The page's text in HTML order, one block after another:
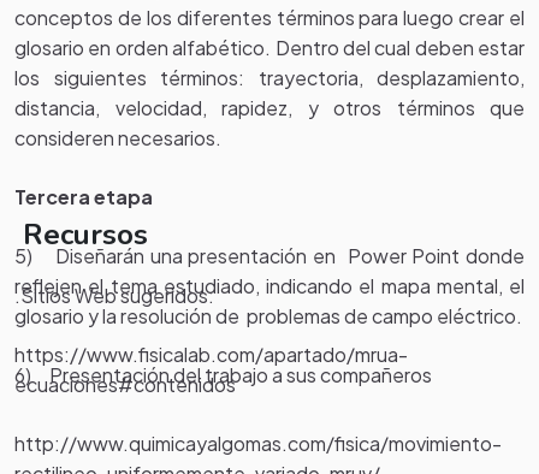
conceptos de los diferentes términos para luego crear el
glosario en orden alfabético. Dentro del cual deben estar
los siguientes términos: trayectoria, desplazamiento,
distancia, velocidad, rapidez, y otros términos que
consideren necesarios.
Tercera etapa
5) Diseñarán una presentación en Power Point donde
reflejen el tema estudiado, indicando el mapa mental, el
glosario y la resolución de problemas de campo eléctrico.
6) Presentación del trabajo a sus compañeros
Recursos
.Sitios Web sugeridos:
https://www.fisicalab.com/apartado/mrua-
ecuaciones#contenidos
http://www.quimicayalgomas.com/fisica/movimiento-